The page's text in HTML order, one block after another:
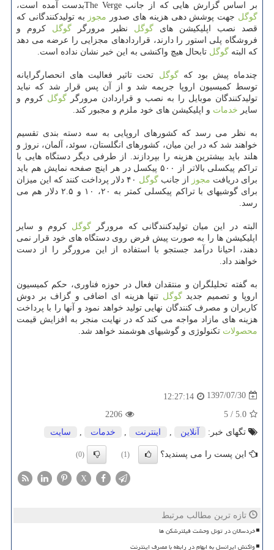
بر اساس گزارش هایی كه از جانب The Vergeبدست آمده است،
گوگل جهت پوشش دهی هزینه های صدور مجوز به تولیدكنندگانی كه
قصد نصب اپلیكیشن های گوگل نظیر مرورگر گوگل كروم و
فروشگاه پلی استور را دارند، قراردادهای مجزایی را عرضه می دهد
كه البته گوگل تابحال هیچ واكنشی به این خبر نشان نداده است.
چندماه پیش بود كهگوگل تحت تاثیر فعالیت های انحصارگرایانه
توسط كمیسیون اروپا جریمه شد و از آن پس قرار شد كه نباید
تولیدكنندگان موبایل را به نصب و قراردادن مرورگر گوگل كروم و
سایر خدمات و اپلیكیشن های خود ملزم و مجبور كند.
به نظر می رسد كه كشورهای اروپایی به سه دسته بندی تقسیم
خواهند شد كه در این میان، كشورهای انگلستان، سوئد، آلمان، نروژ و
هلند باید بیشترین هزینه را بپردازند. از طرفی دیگر دستگاه هایی با
تراكم پیكسلی بالاتر از ۵۰۰ پیكسل در هر اینچ صفحه نمایش هم باید
برای دریافت مجوز از جانب گوگل
۴۰ دلار پرداخت كنند كه این میزان
برای گوشیهای با تراكم پیكسلی كمتر به ۲۰، ۱۰ و ۲.۵ دلار هم می
رسد.
البته در این میان تولیدكنندگانی كه مرورگرگوگل كروم و سایر
اپلیكیشن ها را به صورت پیش فرض روی دستگاه های خود قرار نمی
دهند، احیانا درآمد جستجو با استفاده از این مرورگر را از دست
خواهند داد.
به گفته تحلیلگران و منتقدان فعال در حوزه فناوری، حكم كمیسیون
اروپا و تصمیم جدیدگوگل تنها هزینه ای اضافی و گزاف بر دوش
كاربران و مصرف كنندگان نهایی تولید خواهد نمود و آنها را با پرداخت
هزینه های مازاد مواجه می كند كه در نهایت منجر به افزایش قیمت
محصولات تكنولوژی و گوشیهای هوشمند خواهد شد.
1397/07/30
12:27:14
5.0
/
5
2206
تگهای خبر:
آنلاین اینترنت خدمات سایت
این پست را می پسندید؟ (1)
(0)
X
تازه ترین مطالب مرتبط
خردسالان در تونل وحشت فیلترشکن ها
واکنش ایرانسل به ابهام در رابطه با مصرف اینترنت